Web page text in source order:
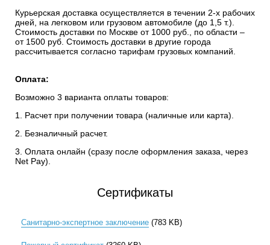
Курьерская доставка осуществляется в течении 2-х рабочих
дней, на легковом или грузовом автомобиле (до 1,5 т.).
Стоимость доставки по Москве от 1000 руб., по области –
от 1500 руб. Стоимость доставки в другие города
рассчитывается согласно тарифам грузовых компаний.
Оплата:
Возможно 3 варианта оплаты товаров:
1. Расчет при получении товара (наличные или карта).
2. Безналичный расчет.
3. Оплата онлайн (сразу после оформления заказа, через
Net Pay).
Сертификаты
Санитарно-экспертное заключение (783 KB)